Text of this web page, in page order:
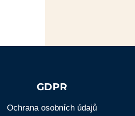
GDPR
Ochrana osobních údajů